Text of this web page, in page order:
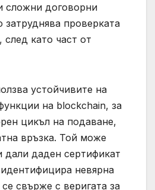
сложни договорни
проверката
като част от
устойчивите на
на blockchain, за
цикъл на подаване,
връзка. Той може
дали даден сертификат
невярна
свърже с веригата за